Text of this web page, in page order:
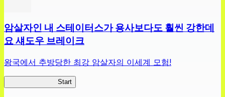
암살자인 내 스테이터스가 용사보다도 훨씬 강한데
요 섀도우 브레이크
왕국에서 추방당한 최강 암살자의 이세계 모험!
Start